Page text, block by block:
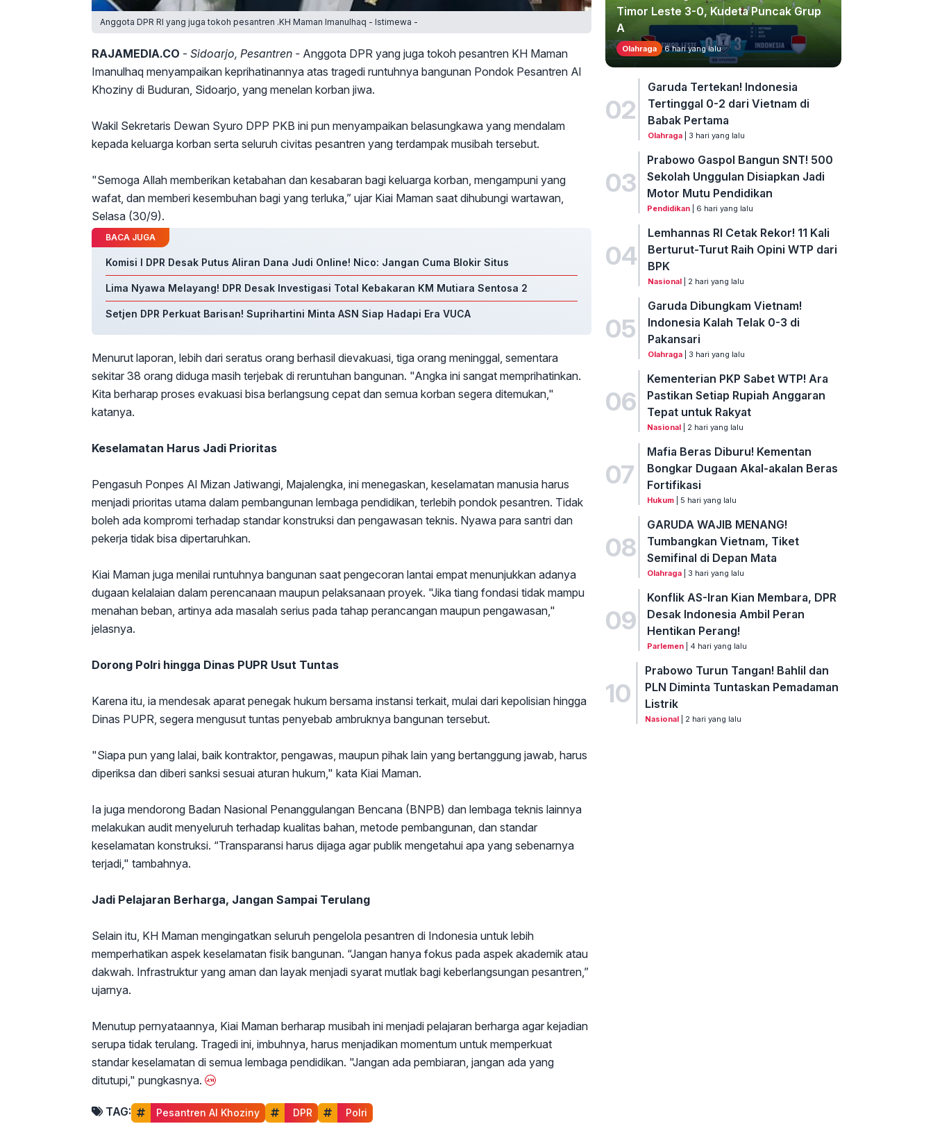
Anggota DPR RI yang juga tokoh pesantren .KH Maman Imanulhaq - Istimewa -
RAJAMEDIA.CO - Sidoarjo, Pesantren - Anggota DPR yang juga tokoh pesantren KH Maman
Imanulhaq menyampaikan keprihatinannya atas tragedi runtuhnya bangunan Pondok Pesantren Al
Khoziny di Buduran, Sidoarjo, yang menelan korban jiwa.
Wakil Sekretaris Dewan Syuro DPP PKB ini pun menyampaikan belasungkawa yang mendalam
kepada keluarga korban serta seluruh civitas pesantren yang terdampak musibah tersebut.
"Semoga Allah memberikan ketabahan dan kesabaran bagi keluarga korban, mengampuni yang
wafat, dan memberi kesembuhan bagi yang terluka,” ujar Kiai Maman saat dihubungi wartawan,
Selasa (30/9).
BACA JUGA
Komisi I DPR Desak Putus Aliran Dana Judi Online! Nico: Jangan Cuma Blokir Situs
Lima Nyawa Melayang! DPR Desak Investigasi Total Kebakaran KM Mutiara Sentosa 2
Setjen DPR Perkuat Barisan! Suprihartini Minta ASN Siap Hadapi Era VUCA
Menurut laporan, lebih dari seratus orang berhasil dievakuasi, tiga orang meninggal, sementara
sekitar 38 orang diduga masih terjebak di reruntuhan bangunan. "Angka ini sangat memprihatinkan.
Kita berharap proses evakuasi bisa berlangsung cepat dan semua korban segera ditemukan,"
katanya.
Keselamatan Harus Jadi Prioritas
Pengasuh Ponpes Al Mizan Jatiwangi, Majalengka, ini menegaskan, keselamatan manusia harus
menjadi prioritas utama dalam pembangunan lembaga pendidikan, terlebih pondok pesantren. Tidak
boleh ada kompromi terhadap standar konstruksi dan pengawasan teknis. Nyawa para santri dan
pekerja tidak bisa dipertaruhkan.
Kiai Maman juga menilai runtuhnya bangunan saat pengecoran lantai empat menunjukkan adanya
dugaan kelalaian dalam perencanaan maupun pelaksanaan proyek. "Jika tiang fondasi tidak mampu
menahan beban, artinya ada masalah serius pada tahap perancangan maupun pengawasan,"
jelasnya.
Dorong Polri hingga Dinas PUPR Usut Tuntas
Karena itu, ia mendesak aparat penegak hukum bersama instansi terkait, mulai dari kepolisian hingga
Dinas PUPR, segera mengusut tuntas penyebab ambruknya bangunan tersebut.
"Siapa pun yang lalai, baik kontraktor, pengawas, maupun pihak lain yang bertanggung jawab, harus
diperiksa dan diberi sanksi sesuai aturan hukum," kata Kiai Maman.
Ia juga mendorong Badan Nasional Penanggulangan Bencana (BNPB) dan lembaga teknis lainnya
melakukan audit menyeluruh terhadap kualitas bahan, metode pembangunan, dan standar
keselamatan konstruksi. “Transparansi harus dijaga agar publik mengetahui apa yang sebenarnya
terjadi," tambahnya.
Jadi Pelajaran Berharga, Jangan Sampai Terulang
Selain itu, KH Maman mengingatkan seluruh pengelola pesantren di Indonesia untuk lebih
memperhatikan aspek keselamatan fisik bangunan. “Jangan hanya fokus pada aspek akademik atau
dakwah. Infrastruktur yang aman dan layak menjadi syarat mutlak bagi keberlangsungan pesantren,”
ujarnya.
Menutup pernyataannya, Kiai Maman berharap musibah ini menjadi pelajaran berharga agar kejadian
serupa tidak terulang. Tragedi ini, imbuhnya, harus menjadikan momentum untuk memperkuat
standar keselamatan di semua lembaga pendidikan. "Jangan ada pembiaran, jangan ada yang
ditutupi," pungkasnya.
TAG: Pesantren Al Khoziny DPR Polri
Timor Leste 3-0, Kudeta Puncak Grup
A
Olahraga 6 hari yang lalu
02
Garuda Tertekan! Indonesia
Tertinggal 0-2 dari Vietnam di
Babak Pertama
Olahraga| 3 hari yang lalu
03
Prabowo Gaspol Bangun SNT! 500
Sekolah Unggulan Disiapkan Jadi
Motor Mutu Pendidikan
Pendidikan | 6 hari yang lalu
04
Lemhannas RI Cetak Rekor! 11 Kali
Berturut-Turut Raih Opini WTP dari
BPK
Nasional| 2 hari yang lalu
05
Garuda Dibungkam Vietnam!
Indonesia Kalah Telak 0-3 di
Pakansari
Olahraga| 3 hari yang lalu
06
Kementerian PKP Sabet WTP! Ara
Pastikan Setiap Rupiah Anggaran
Tepat untuk Rakyat
Nasional | 2 hari yang lalu
07
Mafia Beras Diburu! Kementan
Bongkar Dugaan Akal-akalan Beras
Fortifikasi
Hukum | 5 hari yang lalu
08
GARUDA WAJIB MENANG!
Tumbangkan Vietnam, Tiket
Semifinal di Depan Mata
Olahraga | 3 hari yang lalu
09
Konflik AS-Iran Kian Membara, DPR
Desak Indonesia Ambil Peran
Hentikan Perang!
Parlemen | 4 hari yang lalu
10
Prabowo Turun Tangan! Bahlil dan
PLN Diminta Tuntaskan Pemadaman
Listrik
Nasional | 2 hari yang lalu